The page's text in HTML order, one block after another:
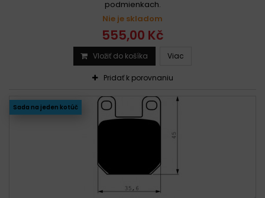
podmienkach.
Nie je skladom
555,00 Kč
Vložiť do košíka Viac
Pridať k porovnaniu
Sada na jeden kotúč